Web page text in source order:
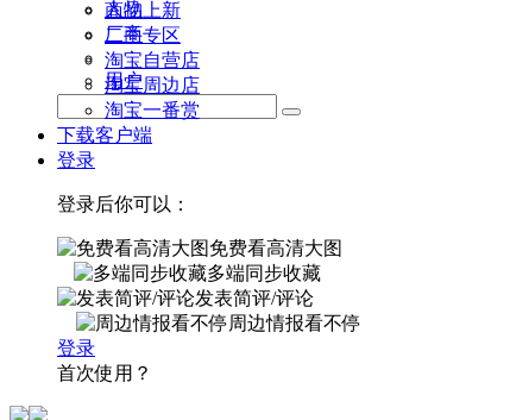
人物
厂商
用户
商品上新
二手专区
淘宝自营店
淘宝周边店
淘宝一番赏
下载客户端
登录
登录后你可以：
免费看高清大图
多端同步收藏
发表简评/评论
周边情报看不停
登录
首次使用？